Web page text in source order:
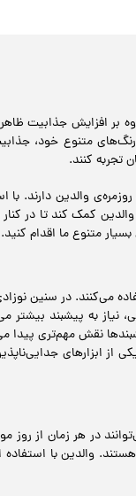
بر افزایش جذابیت
و رنگ‌های متنوع
تجربه کنند.
والدین
کمک کند تا در کنار
متنوع ما اقدام کنید.
می‌کنند. در سنین
نیاز به پیشبند
نقش مهم‌تری
از ابزارهای
در هر زمان از روز
والدین با